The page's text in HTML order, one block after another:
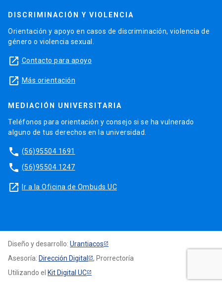
DISCRIMINACIÓN Y VIOLENCIA
Orientación y apoyo en casos de discriminación, violencia de
género o violencia sexual.
launch Contacto para apoyo
launch Más orientación
MEDIACIÓN UNIVERSITARIA
Teléfonos para orientación y consejo si se ha vulnerado
alguno de tus derechos en la universidad.
phone (56)95504 1691
phone (56)95504 1247
launch Ir a la Oficina de Ombuds UC
Diseño y desarrollo: Urantiacos
Asesoría: Dirección Digital
, Prorrectoría
Utilizando el Kit Digital UC